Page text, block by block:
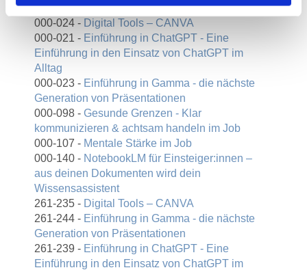
Welt der Künstlichen Intelligenz
000-024 - Digital Tools – CANVA
000-021 - Einführung in ChatGPT - Eine
Einführung in den Einsatz von ChatGPT im
Alltag
000-023 - Einführung in Gamma - die nächste
Generation von Präsentationen
000-098 - Gesunde Grenzen - Klar
kommunizieren & achtsam handeln im Job
000-107 - Mentale Stärke im Job
000-140 - NotebookLM für Einsteiger:innen –
aus deinen Dokumenten wird dein
Wissensassistent
261-235 - Digital Tools – CANVA
261-244 - Einführung in Gamma - die nächste
Generation von Präsentationen
261-239 - Einführung in ChatGPT - Eine
Einführung in den Einsatz von ChatGPT im